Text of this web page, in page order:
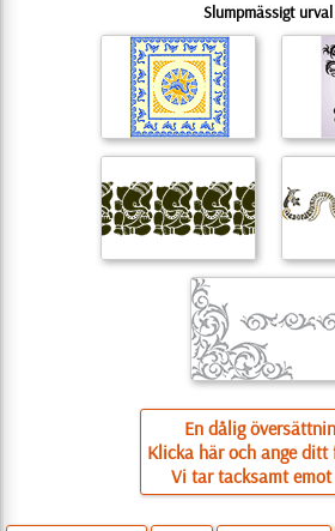
Slumpmässigt urval
En dålig
Klicka här och ange ditt
Vi tar tacksamt